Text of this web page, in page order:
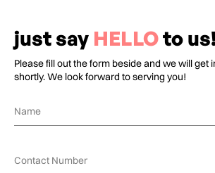
just say HELLOto
Please fill out the form beside and we will get
shortly. We look forward to serving you!